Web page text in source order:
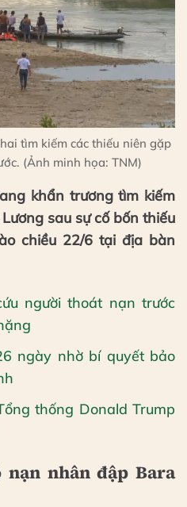
tìm kiếm các thiếu niên gặp
(Ảnh minh họa: TNM)
khẩn trương tìm kiếm
sau sự cố bốn thiếu
chiều 22/6 tại địa bàn
người thoát nạn trước
ngày nhờ bí quyết bảo
thống Donald Trump
nhân đập Bara